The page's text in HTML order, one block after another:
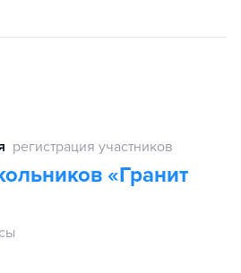
регистрация участников
«Гранит